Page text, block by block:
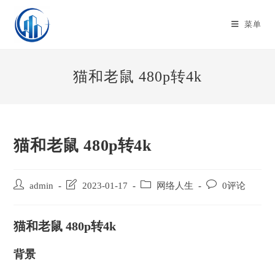
content
菜单
猫和老鼠 480p转4k
猫和老鼠 480p转4k
Post
admin
Post
2023-01-17
Post
网络人生
Post
0评论
猫和老鼠 480p转4k
背景